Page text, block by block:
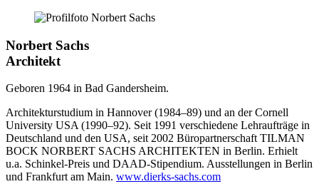
Norbert Sachs
Architekt
Geboren 1964 in Bad Gandersheim.
Architekturstudium in Hannover (1984–89) und an der Cornell
University USA (1990–92). Seit 1991 verschiedene Lehraufträge in
Deutschland und den USA, seit 2002 Büropartnerschaft TILMAN
BOCK NORBERT SACHS ARCHITEKTEN in Berlin. Erhielt
u.a. Schinkel-Preis und DAAD-Stipendium. Ausstellungen in Berlin
und Frankfurt am Main. www.dierks-sachs.com